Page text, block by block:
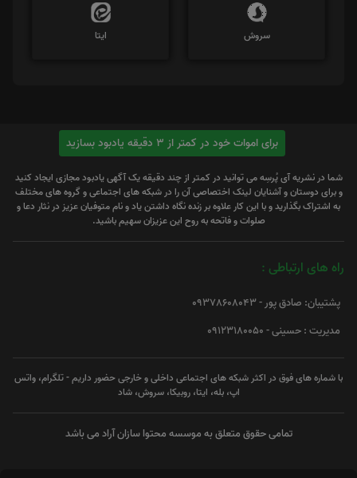
سروش ایتا
برای اموات خود در کمتر از 3 دقیقه یادبود بسازید
شما در نشریه آی پُرسِه می توانید در کمتر از چند دقیقه یک آگهی یادبود مجازی ایجاد کنید
و برای دوستان و آشنایان لینک اختصاصی آن را در شبکه های اجتماعی و گروه های مختلف
به اشتراک بگذارید و با این کار علاوه بر زنده نگاه داشتن یاد و نام متوفیان عزیز در نثار دعا و
صلوات و فاتحه به روح این عزیزان سهیم باشید.
راه های ارتباطی :
پشتیبان: صادق پور - 09378608043
مدیریت : حسینی - 09123180050
با شماره های فوق در اکثر شبکه های اجتماعی داخلی و خارجی حضور داریم - تلگرام، واتس
اپ، بله، ایتا، روبیکا، سروش، شاد
تمامی حقوق متعلق به موسسه محتوا سازان آراد می باشد